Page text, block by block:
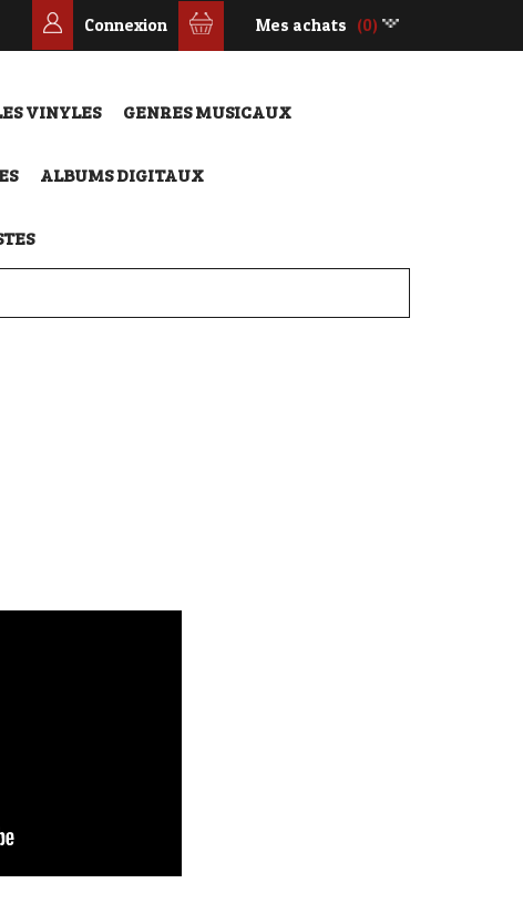
Mes achats (0)
Connexion
VINYLES GENRES MUSICAUX
ALBUMS DIGITAUX